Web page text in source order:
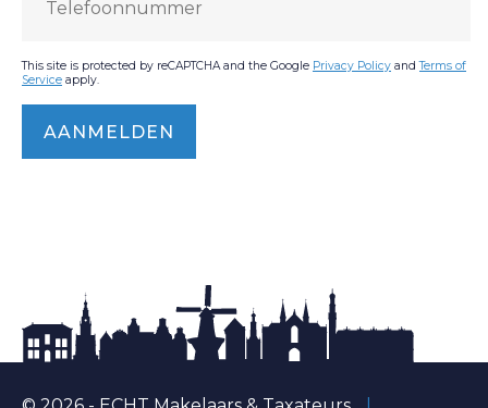
This site is protected by reCAPTCHA and the Google Privacy Policy andTerms of
Service apply.